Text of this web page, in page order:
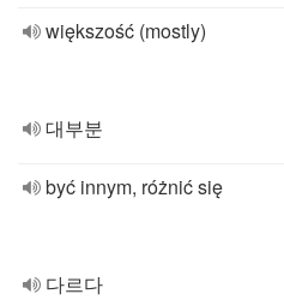
większość (mostly)
대부분
być innym, różnić się
다르다